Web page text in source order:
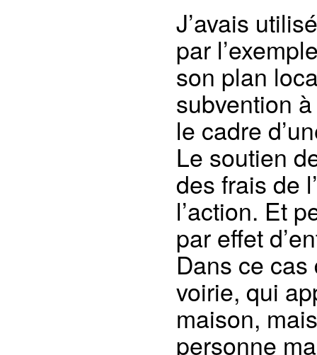
J’avais
par
son plan
subvention
le cadre
Le soutien
des frais de
l’action. Et
par effet
Dans ce cas
voirie, qui
maison,
personne